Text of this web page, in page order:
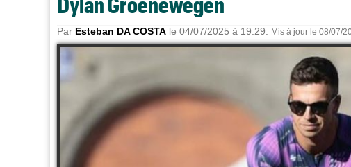
Par Esteban DA COSTA le 04/07/2025 à 19:29. Mis à jour le 08/07/